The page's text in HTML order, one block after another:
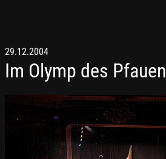
29.12.2004
Im Olymp des Pfauen